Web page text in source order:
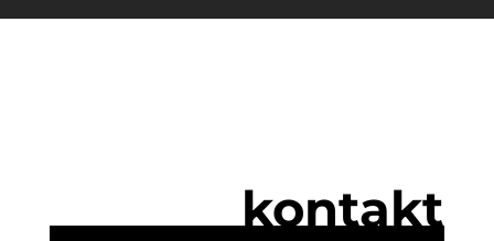
kontakt